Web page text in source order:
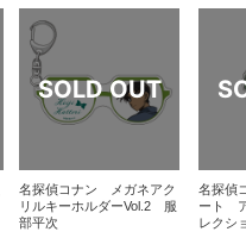
名探偵コナン メガネアク
リルキーホルダーVol.2 服
部平次
名探偵
ート
レクシ